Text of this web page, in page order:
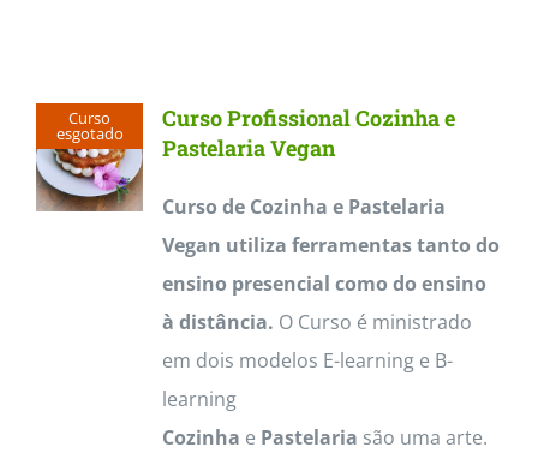
Curso
esgotado
Curso Profissional Cozinha e
Pastelaria Vegan
Curso de Cozinha e Pastelaria
Vegan utiliza ferramentas tanto do
ensino presencial como do ensino
à distância. O Curso é ministrado
em dois modelos E-learning e B-
learning
Cozinha e Pastelaria são uma arte.